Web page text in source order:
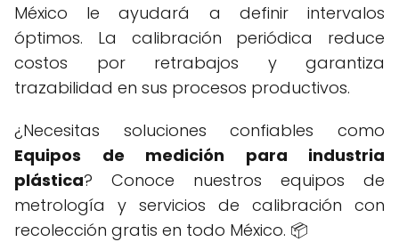
México le ayudará a definir intervalos
óptimos. La calibración periódica reduce
costos por retrabajos y garantiza
trazabilidad en sus procesos productivos.
¿Necesitas soluciones confiables como
Equipos de medición para industria
plástica? Conoce nuestros equipos de
metrología y servicios de calibración con
recolección gratis en todo México. 📦